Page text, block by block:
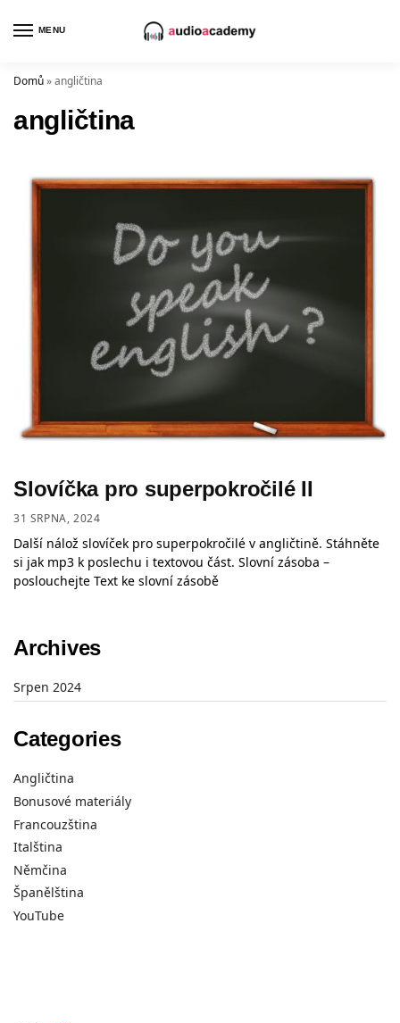
MENU
Domů»angličtina
angličtina
Slovíčka pro superpokročilé II
31 SRPNA, 2024
Další nálož slovíček pro superpokročilé v angličtině. Stáhněte
si jak mp3 k poslechu i textovou část. Slovní zásoba –
poslouchejte Text ke slovní zásobě
Archives
Srpen 2024
Categories
Angličtina
Bonusové materiály
Francouzština
Italština
Němčina
Španělština
YouTube